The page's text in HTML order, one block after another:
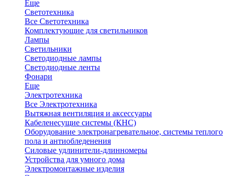
Еще
Светотехника
Все Светотехника
Комплектующие для светильников
Лампы
Светильники
Светодиодные лампы
Светодиодные ленты
Фонари
Еще
Электротехника
Все Электротехника
Вытяжная вентиляция и аксессуары
Кабеленесущие системы (КНС)
Оборудование электронагревательное, системы теплого
пола и антиобледенения
Силовые удлинители-длинномеры
Устройства для умного дома
Электромонтажные изделия